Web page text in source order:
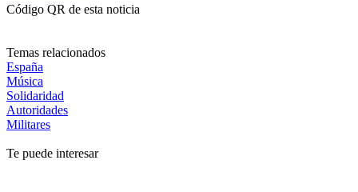
Código QR de esta noticia
Temas relacionados
España
Música
Solidaridad
Autoridades
Militares
Te puede interesar